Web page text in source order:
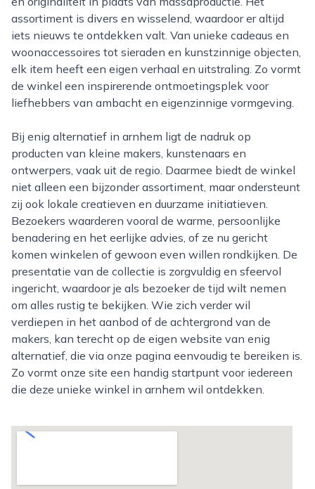
assortiment is divers en wisselend, waardoor er altijd
iets nieuws te ontdekken valt. Van unieke cadeaus en
woonaccessoires tot sieraden en kunstzinnige objecten,
elk item heeft een eigen verhaal en uitstraling. Zo vormt
de winkel een inspirerende ontmoetingsplek voor
liefhebbers van ambacht en eigenzinnige vormgeving.
Bij enig alternatief in arnhem ligt de nadruk op
producten van kleine makers, kunstenaars en
ontwerpers, vaak uit de regio. Daarmee biedt de winkel
niet alleen een bijzonder assortiment, maar ondersteunt
zij ook lokale creatieven en duurzame initiatieven.
Bezoekers waarderen vooral de warme, persoonlijke
benadering en het eerlijke advies, of ze nu gericht
komen winkelen of gewoon even willen rondkijken. De
presentatie van de collectie is zorgvuldig en sfeervol
ingericht, waardoor je als bezoeker de tijd wilt nemen
om alles rustig te bekijken. Wie zich verder wil
verdiepen in het aanbod of de achtergrond van de
makers, kan terecht op de eigen website van enig
alternatief, die via onze pagina eenvoudig te bereiken is.
Zo vormt onze site een handig startpunt voor iedereen
die deze unieke winkel in arnhem wil ontdekken.